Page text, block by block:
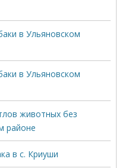
в Ульяновском
в Ульяновском
животных без
районе
в с. Криуши